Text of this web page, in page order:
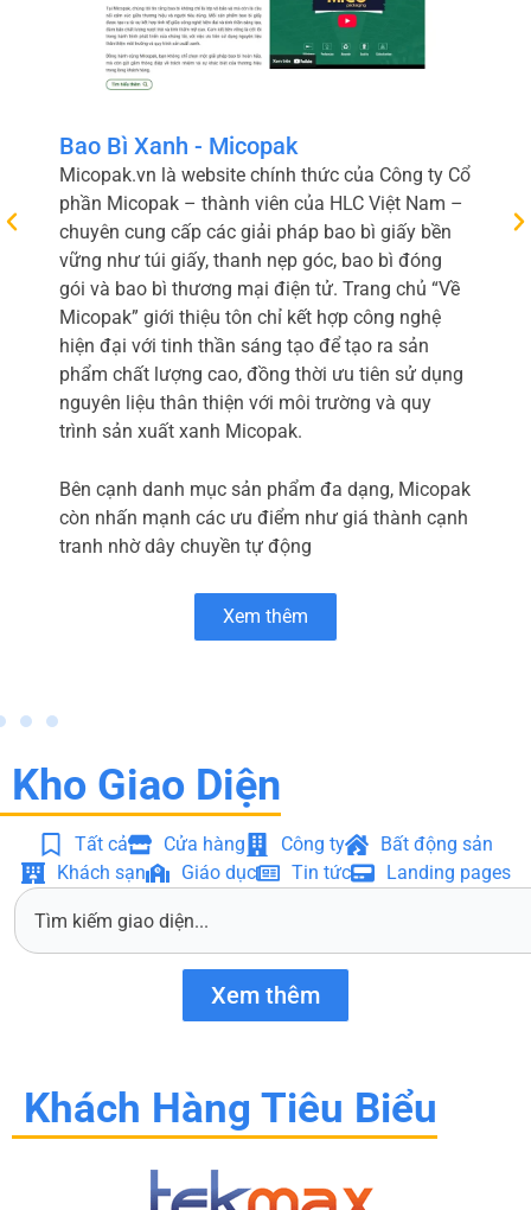
Bao Bì Xanh - Micopak
Micopak.vn là website chính thức của Công ty Cổ
phần Micopak – thành viên của HLC Việt Nam –
chuyên cung cấp các giải pháp bao bì giấy bền
vững như túi giấy, thanh nẹp góc, bao bì đóng
gói và bao bì thương mại điện tử. Trang chủ “Về
Micopak” giới thiệu tôn chỉ kết hợp công nghệ
hiện đại với tinh thần sáng tạo để tạo ra sản
phẩm chất lượng cao, đồng thời ưu tiên sử dụng
nguyên liệu thân thiện với môi trường và quy
trình sản xuất xanh Micopak.
Bên cạnh danh mục sản phẩm đa dạng, Micopak
còn nhấn mạnh các ưu điểm như giá thành cạnh
tranh nhờ dây chuyền tự động
Xem thêm
Kho Giao Diện
Tất cả Cửa hàng Công ty
Bất động sản
Khách sạn
Giáo dục Tin tức Landing pages
S
Xem thêm
Khách Hàng Tiêu Biểu